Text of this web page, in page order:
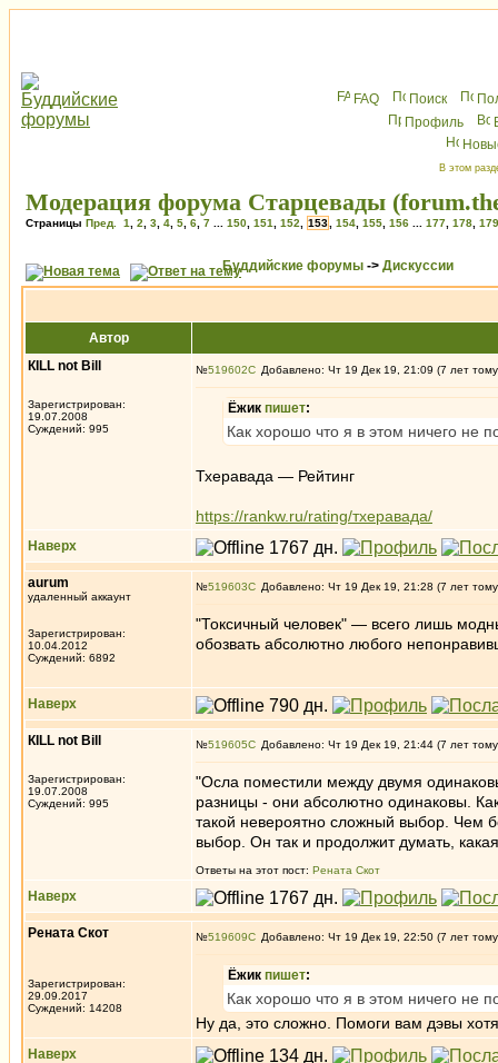
FAQ Поиск
Профиль
В этом
Модерация форума Старцевады
Страницы Пред. 1 2 3 4 5 6 7 150 151 152 153 154 155 156 177 178 179
Буддийские форумы -> Дискуссии
Автор
КILL not Вill
Зарегистрирован:
19.07.2008
Суждений: 995
№519602 Добавлено: Чт 19 Дек 19, 21:09 (7 лет
Ёжик пишет:
Как хорошо что я в этом ничего не
Тхеравада — Рейтинг
https://rankw.ru/rating/тхеравада/
Наверх
aurum
удаленный аккаунт
Зарегистрирован:
10.04.2012
Суждений: 6892
№519603 Добавлено: Чт 19 Дек 19, 21:28 (7 лет
"Токсичный человек" — всего лишь
обозвать абсолютно любого
Наверх
КILL not Вill
Зарегистрирован:
19.07.2008
Суждений: 995
№519605 Добавлено: Чт 19 Дек 19, 21:44 (7 лет
"Осла поместили между двумя
разницы - они абсолютно одинаковы.
такой невероятно сложный выбор. Чем
выбор. Он так и продолжит думать,
Ответы на этот пост: Рената Скот
Наверх
Рената Скот
Зарегистрирован:
29.09.2017
Суждений: 14208
№519609 Добавлено: Чт 19 Дек 19, 22:50 (7 лет
Ёжик пишет:
Как хорошо что я в этом ничего не
Ну да, это сложно. Помоги вам дэвы
Наверх